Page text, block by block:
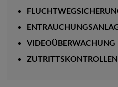
VIDEOÜBERWACHUNG
ZUTRITTSKONTROLLEN